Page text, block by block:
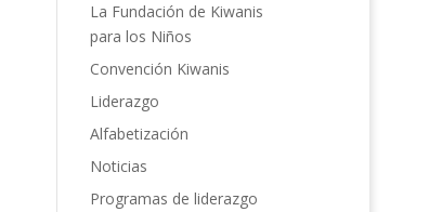
La Fundación de Kiwanis
para los Niños
Convención Kiwanis
Liderazgo
Alfabetización
Noticias
Programas de liderazgo